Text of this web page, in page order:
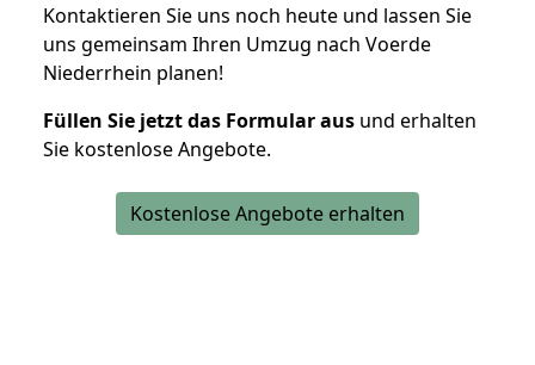
Kontaktieren Sie uns noch heute und lassen Sie
uns gemeinsam Ihren Umzug nach Voerde
Niederrhein planen!
Füllen Sie jetzt das Formular aus und erhalten
Sie kostenlose Angebote.
Kostenlose Angebote erhalten